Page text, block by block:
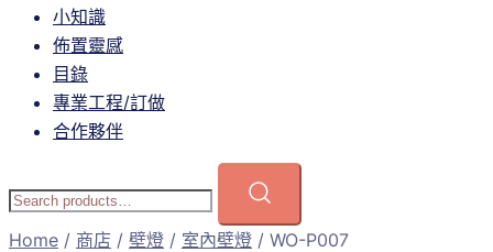
小知識
佈置靈感
目錄
專業工程/訂做
合作夥伴
Home / 商店 / 壁燈 / 室內壁燈 / WO-P007